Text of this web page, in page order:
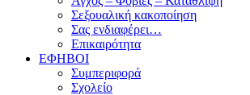
Σεξουαλική κακοποίηση
Σας ενδιαφέρει…
Επικαιρότητα
ΕΦΗΒΟΙ
Συμπεριφορά
Σχολείο